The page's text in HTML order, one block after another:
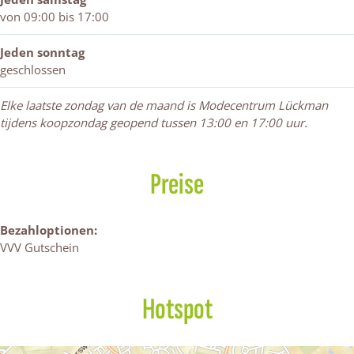
a
n
von 09:00 bis 17:00
Jeden sonntag
geschlossen
Elke laatste zondag van de maand is Modecentrum Lückman
tijdens koopzondag geopend tussen 13:00 en 17:00 uur.
Preise
Bezahloptionen:
VVV Gutschein
Hotspot